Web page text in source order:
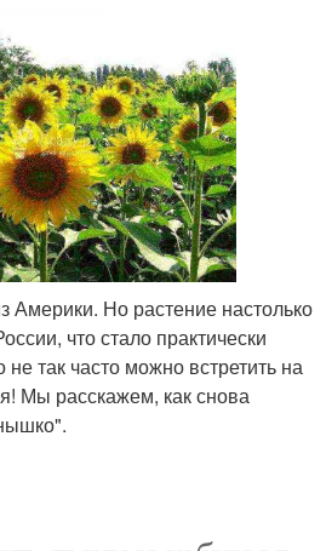
Америки. Но растение настолько
что стало практически
так часто можно встретить на
Мы расскажем, как снова